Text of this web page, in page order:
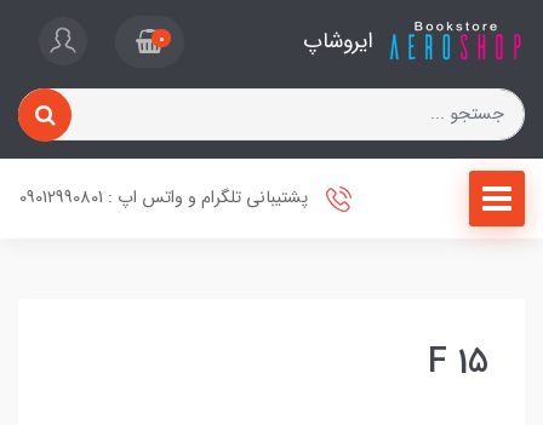
ایروشاپ 0
پشتیبانی تلگرام و واتس اپ : 09012990801
F 15